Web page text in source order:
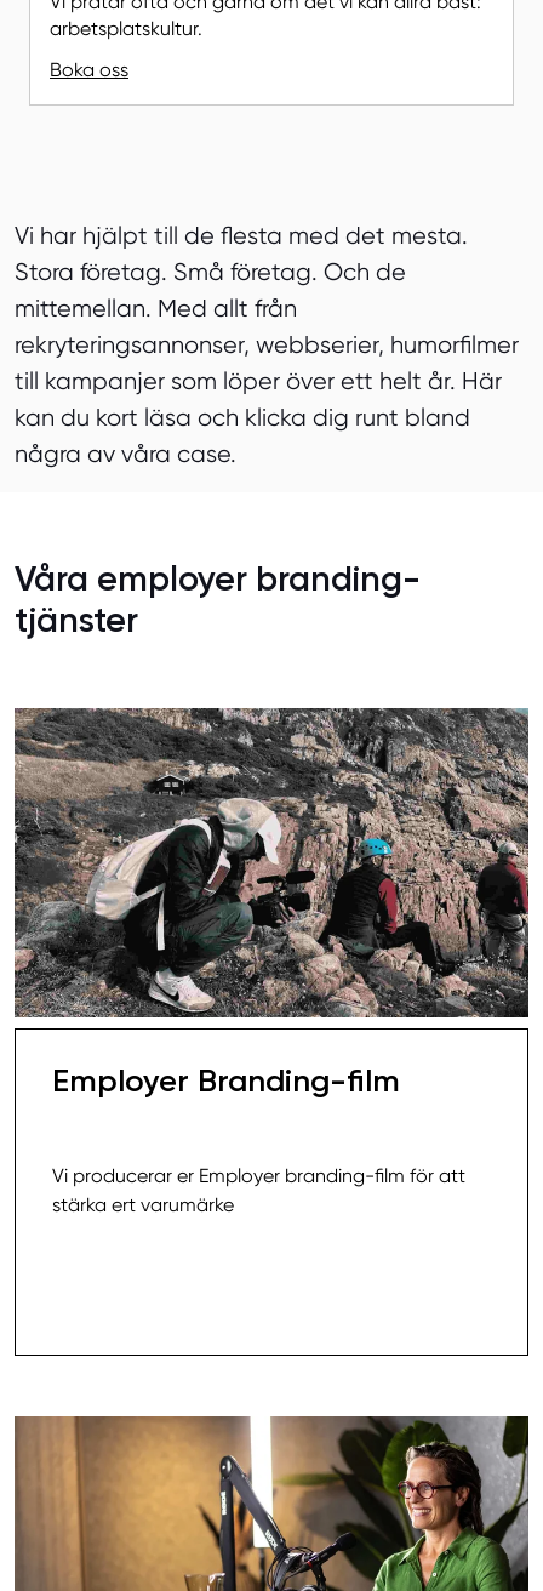
arbetsplatskultur.
Boka oss
Vi har hjälpt till de flesta med det mesta.
Stora företag. Små företag. Och de
mittemellan. Med allt från
rekryteringsannonser, webbserier, humorfilmer
till kampanjer som löper över ett helt år. Här
kan du kort läsa och klicka dig runt bland
några av våra case.
Våra employer branding-
tjänster
Employer Branding-film
Vi producerar er Employer branding-film för att
stärka ert varumärke